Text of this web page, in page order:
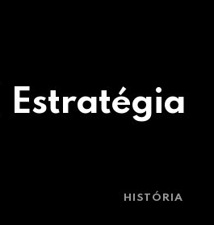
Estratégia
HISTÓRIA